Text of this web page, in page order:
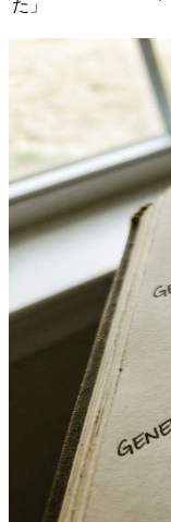
た」